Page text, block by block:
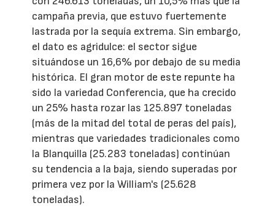
campaña previa, que estuvo fuertemente
lastrada por la sequía extrema. Sin embargo,
el dato es agridulce: el sector sigue
situándose un 16,6% por debajo de su media
histórica. El gran motor de este repunte ha
sido la variedad Conferencia, que ha crecido
un 25% hasta rozar las 125.897 toneladas
(más de la mitad del total de peras del país),
mientras que variedades tradicionales como
la Blanquilla (25.283 toneladas) continúan
su tendencia a la baja, siendo superadas por
primera vez por la William's (25.628
toneladas).